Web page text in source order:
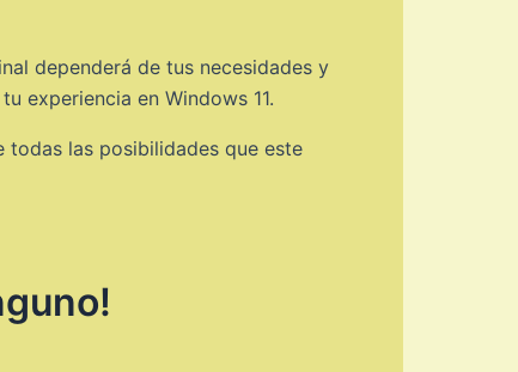
dependerá de tus necesidades y
experiencia en Windows 11.
todas las posibilidades que este